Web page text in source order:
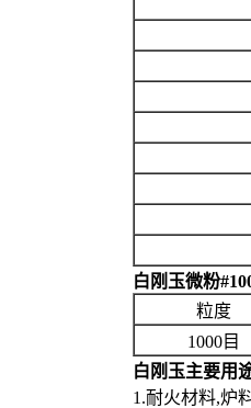
白刚玉微粉
粒度
1000目
白刚玉主要用
1.耐火材料,炉